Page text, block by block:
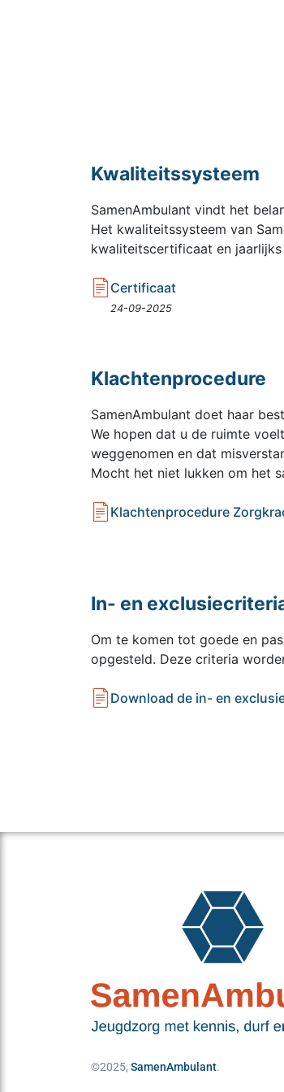
Kwaliteitssysteem
SamenAmbulant vindt het
Het kwaliteitssysteem van
kwaliteitscertificaat en
Certificaat
24-09-2025
Klachtenprocedure
SamenAmbulant doet haar
We hopen dat u de ruimte
weggenomen en dat
Mocht het niet lukken om het
Klachtenprocedure
In- en
Om te komen tot goede en
opgesteld. Deze criteria
Download de in- en
©2025, SamenAmbulant.